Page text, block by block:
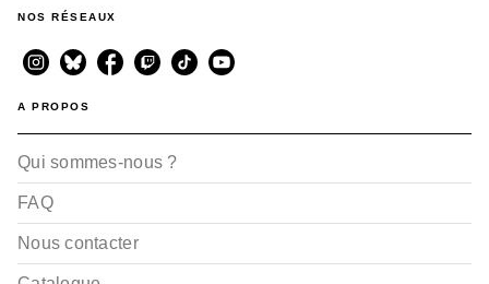
NOS RÉSEAUX
A PROPOS
Qui sommes-nous ?
FAQ
Nous contacter